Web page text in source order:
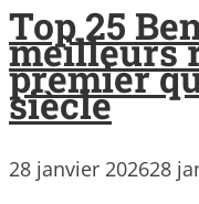
Top 25
meilleurs
premier
siècle
28 janvier 202628